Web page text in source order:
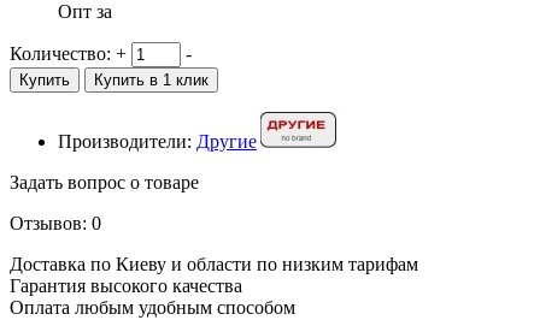
Опт за
Количество: + -
Купить Купить в 1 клик
Производители: Другие
Задать вопрос о товаре
Отзывов: 0
Доставка по Киеву и области по низким тарифам
Гарантия высокого качества
Оплата любым удобным способом